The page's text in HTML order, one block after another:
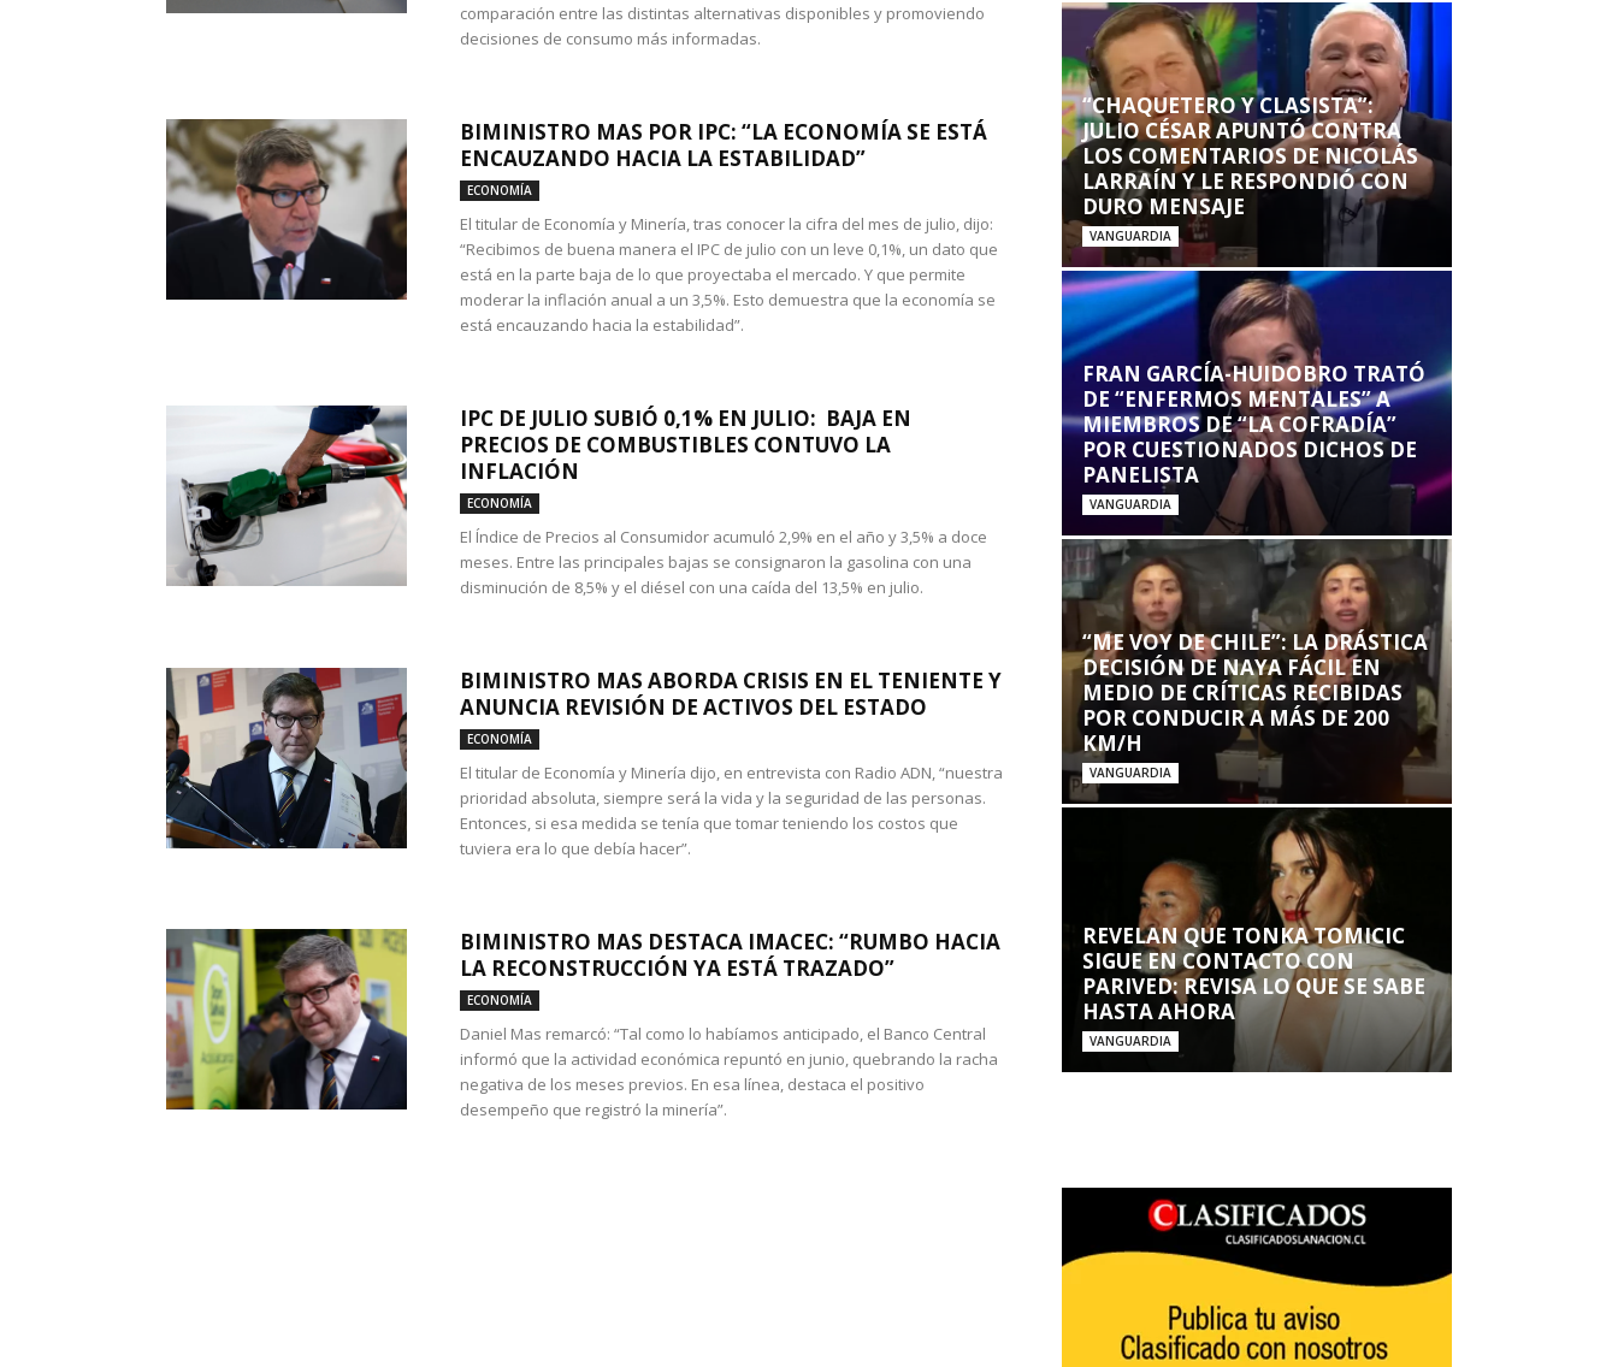
comparación entre las distintas alternativas disponibles y promoviendo
decisiones de consumo más informadas.
BIMINISTRO MAS POR IPC: “LA ECONOMÍA SE ESTÁ
ENCAUZANDO HACIA LA ESTABILIDAD”
ECONOMÍA
El titular de Economía y Minería, tras conocer la cifra del mes de julio, dijo:
“Recibimos de buena manera el IPC de julio con un leve 0,1%, un dato que
está en la parte baja de lo que proyectaba el mercado. Y que permite
moderar la inflación anual a un 3,5%. Esto demuestra que la economía se
está encauzando hacia la estabilidad”.
IPC DE JULIO SUBIÓ 0,1% EN JULIO: BAJA EN
PRECIOS DE COMBUSTIBLES CONTUVO LA
INFLACIÓN
ECONOMÍA
El Índice de Precios al Consumidor acumuló 2,9% en el año y 3,5% a doce
meses. Entre las principales bajas se consignaron la gasolina con una
disminución de 8,5% y el diésel con una caída del 13,5% en julio.
BIMINISTRO MAS ABORDA CRISIS EN EL TENIENTE Y
ANUNCIA REVISIÓN DE ACTIVOS DEL ESTADO
ECONOMÍA
El titular de Economía y Minería dijo, en entrevista con Radio ADN, “nuestra
prioridad absoluta, siempre será la vida y la seguridad de las personas.
Entonces, si esa medida se tenía que tomar teniendo los costos que
tuviera era lo que debía hacer”.
BIMINISTRO MAS DESTACA IMACEC: “RUMBO HACIA
LA RECONSTRUCCIÓN YA ESTÁ TRAZADO”
ECONOMÍA
Daniel Mas remarcó: “Tal como lo habíamos anticipado, el Banco Central
informó que la actividad económica repuntó en junio, quebrando la racha
negativa de los meses previos. En esa línea, destaca el positivo
desempeño que registró la minería”.
“CHAQUETERO Y CLASISTA”:
JULIO CÉSAR APUNTÓ CONTRA
LOS COMENTARIOS DE NICOLÁS
LARRAÍN Y LE RESPONDIÓ CON
DURO MENSAJE
VANGUARDIA
FRAN GARCÍA-HUIDOBRO TRATÓ
DE “ENFERMOS MENTALES” A
MIEMBROS DE “LA COFRADÍA”
POR CUESTIONADOS DICHOS DE
PANELISTA
VANGUARDIA
“ME VOY DE CHILE”: LA DRÁSTICA
DECISIÓN DE NAYA FÁCIL EN
MEDIO DE CRÍTICAS RECIBIDAS
POR CONDUCIR A MÁS DE 200
KM/H
VANGUARDIA
REVELAN QUE TONKA TOMICIC
SIGUE EN CONTACTO CON
PARIVED: REVISA LO QUE SE SABE
HASTA AHORA
VANGUARDIA